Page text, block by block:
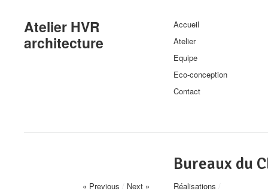
Atelier HVR
architecture
Accueil
Atelier
Equipe
Eco-conception
Contact
Bureaux du
« Previous / Next » Réalisations /